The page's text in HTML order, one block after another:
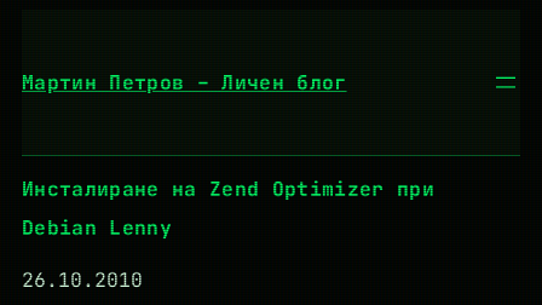
Мартин Петров – Личен блог
Инсталиране на Zend Optimizer при
Debian Lenny
26.10.2010